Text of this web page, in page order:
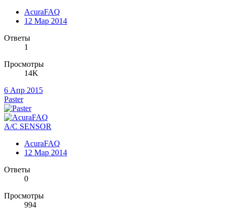
AcuraFAQ
12 Мар 2014
Ответы
1
Просмотры
14K
6 Апр 2015
Paster
A/C SENSOR
AcuraFAQ
12 Мар 2014
Ответы
0
Просмотры
994